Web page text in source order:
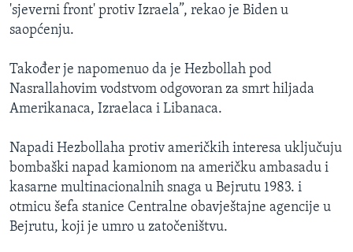
'sjeverni front' protiv Izraela”, rekao je Biden u
saopćenju.
Također je napomenuo da je Hezbollah pod
Nasrallahovim vodstvom odgovoran za smrt hiljada
Amerikanaca, Izraelaca i Libanaca.
Napadi Hezbollaha protiv američkih interesa uključuju
bombaški napad kamionom na američku ambasadu i
kasarne multinacionalnih snaga u Bejrutu 1983. i
otmicu šefa stanice Centralne obavještajne agencije u
Bejrutu, koji je umro u zatočeništvu.